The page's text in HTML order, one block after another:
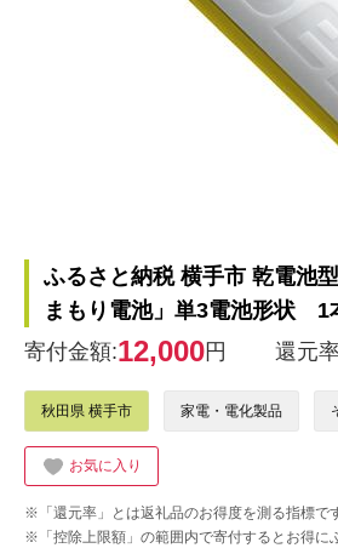
ふるさと納税 横手市 乾電池
まもり電池」単3電池形状 1
寄付金額:12,000円 還元
秋田県 横手市 家電・電化製品
お気に入り
※「還元率」とは返礼品のお得度を測る指標で
※「控除上限額」の範囲内で寄付するとお得に